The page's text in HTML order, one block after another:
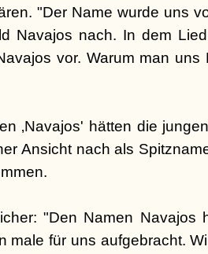
"Der Name wurde uns
Navajos nach. In dem
vor. Warum man
‚Navajos' hätten die
Ansicht nach als
"Den Namen Navajos
male für uns aufgebracht.